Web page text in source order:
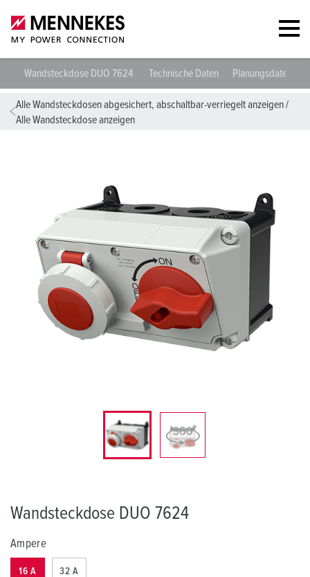
Wandsteckdose DUO 7624 Technische Daten Planungsdaten &
Alle Wandsteckdosen abgesichert, abschaltbar-verriegelt anzeigen/
Alle Wandsteckdose anzeigen
Wandsteckdose DUO 7624
Ampere
16 A 32 A